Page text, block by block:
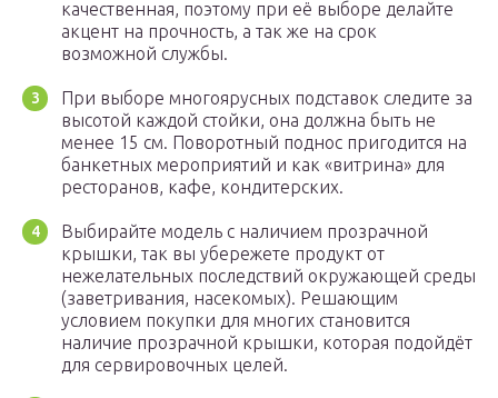
качественная, поэтому при её выборе делайте
акцент на прочность, а так же на срок
возможной службы.
При выборе многоярусных подставок следите за
высотой каждой стойки, она должна быть не
менее 15 см. Поворотный поднос пригодится на
банкетных мероприятий и как «витрина» для
ресторанов, кафе, кондитерских.
Выбирайте модель с наличием прозрачной
крышки, так вы убережете продукт от
нежелательных последствий окружающей среды
(заветривания, насекомых). Решающим
условием покупки для многих становится
наличие прозрачной крышки, которая подойдёт
для сервировочных целей.